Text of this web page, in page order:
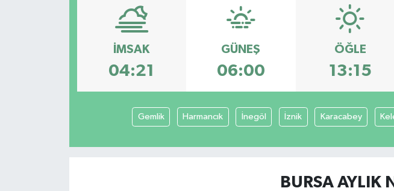
İMSAK
04:21
GÜNEŞ
06:00
ÖĞLE
13:15
Gemlik Harmancık İnegöl İznik Karacabey
BURSA AYLIK